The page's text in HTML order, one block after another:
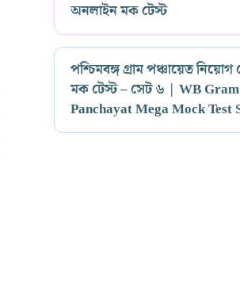
অনলাইন মক টেস্ট
পশ্চিমবঙ্গ গ্রাম পঞ্চায়েত নিয়োগ
মক টেস্ট – সেট ৬ | WB Gram
Panchayat Mega Mock Test